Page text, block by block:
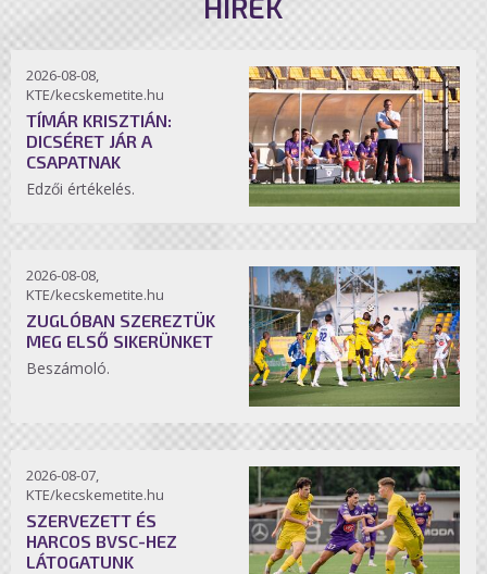
HÍREK
2026-08-08,
KTE/kecskemetite.hu
TÍMÁR KRISZTIÁN:
DICSÉRET JÁR A
CSAPATNAK
Edzői értékelés.
2026-08-08,
KTE/kecskemetite.hu
ZUGLÓBAN SZEREZTÜK
MEG ELSŐ SIKERÜNKET
Beszámoló.
2026-08-07,
KTE/kecskemetite.hu
SZERVEZETT ÉS
HARCOS BVSC-HEZ
LÁTOGATUNK